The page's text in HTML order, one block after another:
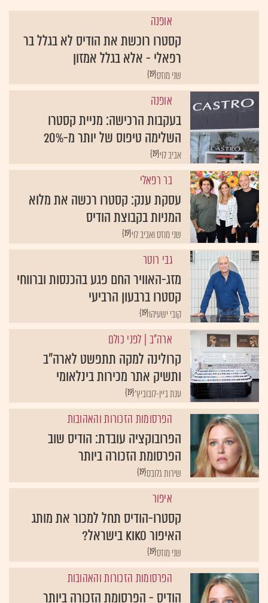
אופנה
קסטרו רוכשת את הודיס לא בגלל בר
רפאלי - אלא בגלל אמזון
{19}שני מוזס
אופנה
בעקבות הרכישה: מניית קסטרו
השלימה טיפוס של יותר מ-20%
{19}אביב לוי
בר רפאלי
עסקת ענק: קסטרו רכשה את מלוא
המניות בקבוצת הודיס
{19}שני מוזס ואביב לוי
גבי רוטר
מזג-האוויר החם פגע בהכנסות וברווחי
קסטרו ברבעון הרביעי
{19}קובי ישעיהו
ארה"ב | לפני כולם
קרולינה למקה תתפשט לארה"ב
ותשיק אתר מכירות בינלאומי
{19}ענת ביין-לובוביץ'
הפרסומות הזכורות והאהובות
הפרובוקציה עובדת: הודיס שוב
הפרסומת הזכורה ביותר
{19}שירות גלובס
איפור
קסטרו-הודיס תחל למכור את מותג
האיפור Kiko בישראל?
{19}שני מוזס
הפרסומות הזכורות והאהובות
הודיס - הפרסומת הזכורה ביותר